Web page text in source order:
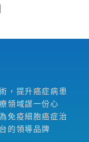
，提升癌症病患
領域謀一份心
免疫細胞癌症治
的領導品牌